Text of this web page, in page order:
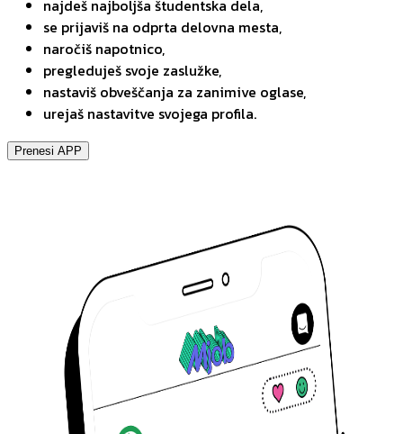
najdeš najboljša študentska dela,
se prijaviš na odprta delovna mesta,
naročiš napotnico,
pregleduješ svoje zaslužke,
nastaviš obveščanja za zanimive oglase,
urejaš nastavitve svojega profila.
Prenesi APP